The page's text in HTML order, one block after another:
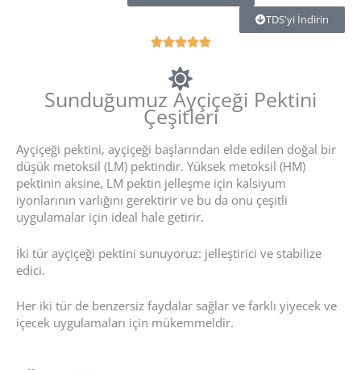
TDS'yi İndirin
5
평
가
Sunduğumuz Ayçiçeği Pektini
Çeşitleri
Ayçiçeği pektini, ayçiçeği başlarından elde edilen doğal bir
düşük metoksil (LM) pektindir. Yüksek metoksil (HM)
pektinin aksine, LM pektin jelleşme için kalsiyum
iyonlarının varlığını gerektirir ve bu da onu çeşitli
uygulamalar için ideal hale getirir.
İki tür ayçiçeği pektini sunuyoruz: jelleştirici ve stabilize
edici.
Her iki tür de benzersiz faydalar sağlar ve farklı yiyecek ve
içecek uygulamaları için mükemmeldir.